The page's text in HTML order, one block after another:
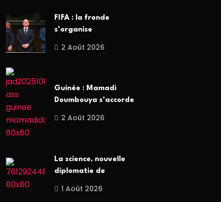
FIFA : la fronde
s’organise
2 Août 2026
Guinée : Mamadi
Doumbouya s’accorde
2 Août 2026
La science, nouvelle
diplomatie de
1 Août 2026